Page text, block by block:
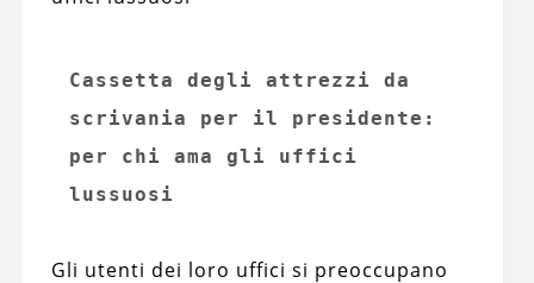
Cassetta degli attrezzi da
scrivania per il presidente:
per chi ama gli uffici
lussuosi
Gli utenti dei loro uffici si preoccupano